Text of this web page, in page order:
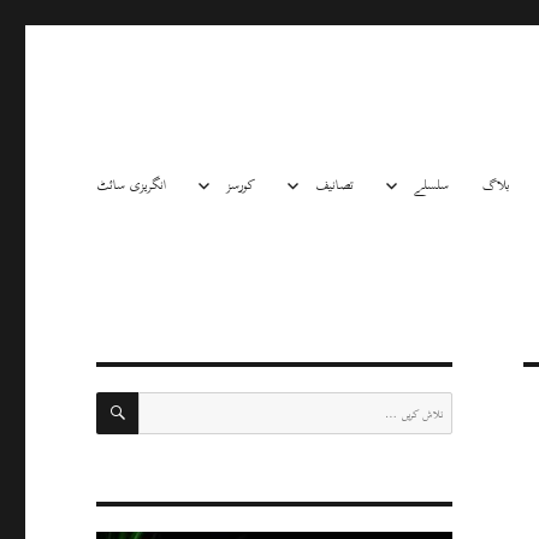
بلاگ سلسلے تصانیف کورسز انگریزی سائٹ
تلاش
کریں:
تلاش